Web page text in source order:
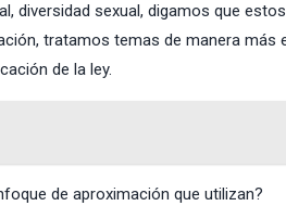
diversidad sexual, digamos que
tratamos temas de manera más
de la ley.
de aproximación que utilizan?